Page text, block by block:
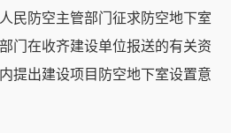
民防空主管部门征求防空地下室
门在收齐建设单位报送的有关资
提出建设项目防空地下室设置意